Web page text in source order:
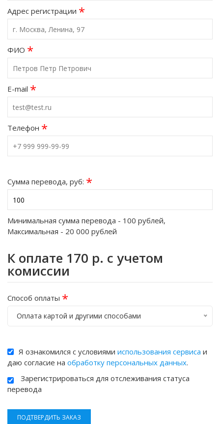
Адрес регистрации *
ФИО *
E-mail *
Телефон *
Сумма перевода, руб: *
Минимальная сумма перевода - 100 рублей,
Максимальная - 20 000 рублей
К оплате 170 р. с учетом
комиссии
Способ оплаты *
Оплата картой и другими способами
Я ознакомился с условиями использования сервиса и
даю согласие на обработку персональных данных.
Зарегистрироваться для отслеживания статуса
перевода
ПОДТВЕРДИТЬ ЗАКАЗ